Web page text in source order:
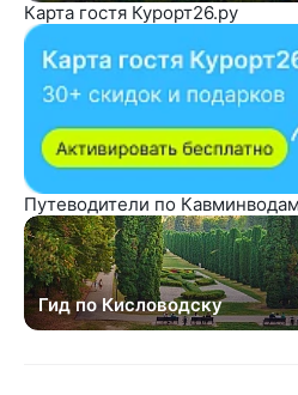
Карта гостя Курорт26.ру
Путеводители по
Гид по Кисловодску